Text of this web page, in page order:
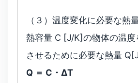
（３）温度変化に必要な熱
熱容量 C [J/K]の物体の温
させるために必要な熱量
Q ＝ C・ΔT